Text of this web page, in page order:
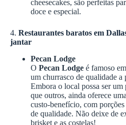
cheesecakes, são perfeitas
doce e especial.
4. Restaurantes baratos em
jantar
Pecan Lodge
O Pecan Lodge é famoso
um churrasco de qualidade a
Embora o local possa ser um
que outros, ainda oferece
custo-benefício, com porções
de qualidade. Não deixe de
brisket e as costelas!